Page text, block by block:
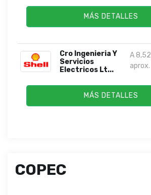
MÁS DETALLES
Cro Ingenieria Y
Servicios
Electricos Lt...
A
aprox.
MÁS DETALLES
COPEC